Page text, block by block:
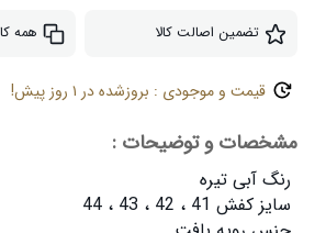
تضمین اصالت کالا همه
قیمت و موجودی : بروزشده در ۱ روز پیش!
مشخصات و توضیحات :